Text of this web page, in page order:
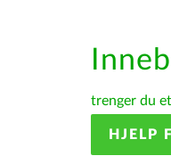
trenger du
HJELP